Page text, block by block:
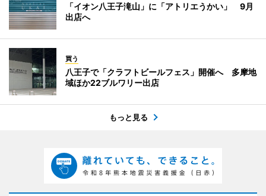
「イオン八王子滝山」に「アトリエうかい」 9月
出店へ
買う
八王子で「クラフトビールフェス」開催へ 多摩地
域ほか22ブルワリー出店
もっと見る